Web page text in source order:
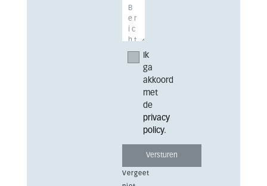
Ik
ga
akkoord
met
de
privacy
policy.
Vergeet